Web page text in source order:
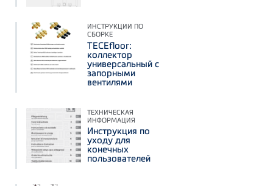
ИНСТРУКЦИИ ПО
СБОРКЕ
TECEfloor:
коллектор
универсальный с
запорными
вентилями
ТЕХНИЧЕСКАЯ
ИНФОРМАЦИЯ
Инструкция по
уходу для
конечных
пользователей